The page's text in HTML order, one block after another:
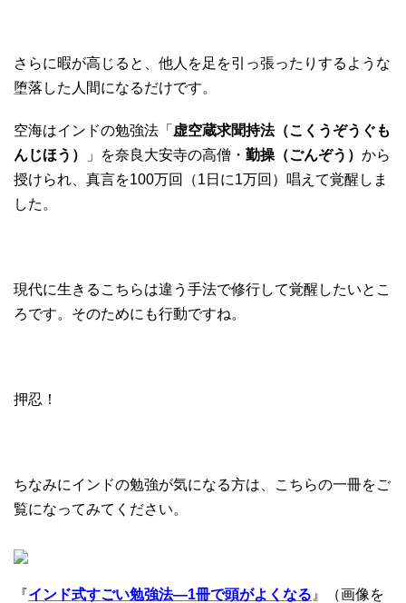
さらに暇が高じると、他人を足を引っ張ったりするような
堕落した人間になるだけです。
空海はインドの勉強法「 虚空蔵求聞持法（こくうぞうぐも
んじほう）
」を奈良大安寺の高僧・ 勤操（ごんぞう） から
授けられ、真言を100万回（1日に1万回）唱えて覚醒しま
した。
現代に生きるこちらは違う手法で修行して覚醒したいとこ
ろです。そのためにも行動ですね。
押忍！
ちなみにインドの勉強が気になる方は、こちらの一冊をご
覧になってみてください。
『インド式すごい勉強法―1冊で頭がよくなる 』（画像を